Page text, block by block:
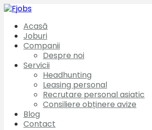
Acasă
Joburi
Companii
Despre noi
Servicii
Headhunting
Leasing personal
Recrutare personal asiatic
Consiliere obținere avize
Blog
Contact